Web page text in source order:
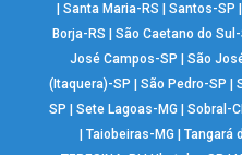
|Santa Maria-RS |Santos-SP
Borja-RS
|São Caetano do Sul-
José Campos-SP
|São
(Itaquera)-SP
|São Pedro-SP |
SP
|Sete Lagoas-MG |Sobral-
Taiobeiras-MG Tangará